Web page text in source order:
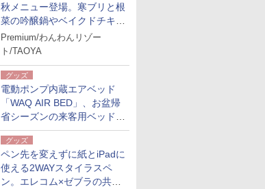
秋メニュー登場。寒ブリと根
菜の吟醸鍋やベイクドチキ
ン、ショコラ＆栗スイーツも
食べ放題に
Premium/わんわんリゾー
ト/TAOYA
グッズ
電動ポンプ内蔵エアベッド
「WAQ AIR BED」、お盆帰
省シーズンの来客用ベッドに
も。使用後は収納バッグでコ
ンパクトに保管
グッズ
ペン先を変えずに紙とiPadに
使える2WAYスタイラスペ
ン。エレコム×ゼブラの共同